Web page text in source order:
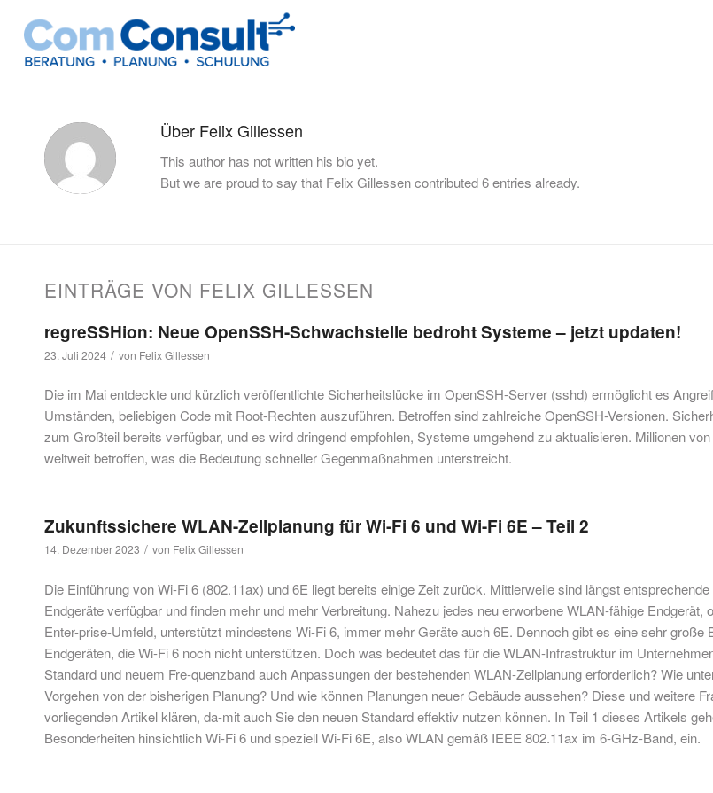
Über Felix Gillessen
This author has not written his bio yet.
But we are proud to say that Felix Gillessencontributed 6 entries already.
EINTRÄGE VON FELIX GILLESSEN
regreSSHion: Neue OpenSSH-Schwachstelle bedroht Systeme – jetzt updaten!
23. Juli 2024 / von Felix Gillessen
Die im Mai entdeckte und kürzlich veröffentlichte Sicherheitslücke im OpenSSH-Server (sshd) ermöglicht es
Umständen, beliebigen Code mit Root-Rechten auszuführen. Betroffen sind zahlreiche OpenSSH-Versionen.
zum Großteil bereits verfügbar, und es wird dringend empfohlen, Systeme umgehend zu aktualisieren. Millionen
weltweit betroffen, was die Bedeutung schneller Gegenmaßnahmen unterstreicht.
Zukunftssichere WLAN-Zellplanung für Wi-Fi 6 und Wi-Fi 6E – Teil 2
14. Dezember 2023 / von Felix Gillessen
Die Einführung von Wi-Fi 6 (802.11ax) und 6E liegt bereits einige Zeit zurück. Mittlerweile sind längst
Endgeräte verfügbar und finden mehr und mehr Verbreitung. Nahezu jedes neu erworbene WLAN-fähige Endgerät,
Enter-prise-Umfeld, unterstützt mindestens Wi-Fi 6, immer mehr Geräte auch 6E. Dennoch gibt es eine sehr große
Endgeräten, die Wi-Fi 6 noch nicht unterstützen. Doch was bedeutet das für die WLAN-Infrastruktur im
Standard und neuem Fre-quenzband auch Anpassungen der bestehenden WLAN-Zellplanung erforderlich? Wie
Vorgehen von der bisherigen Planung? Und wie können Planungen neuer Gebäude aussehen? Diese und weitere
vorliegenden Artikel klären, da-mit auch Sie den neuen Standard effektiv nutzen können. In Teil 1 dieses Artikels
Besonderheiten hinsichtlich Wi-Fi 6 und speziell Wi-Fi 6E, also WLAN gemäß IEEE 802.11ax im 6-GHz-Band, ein.